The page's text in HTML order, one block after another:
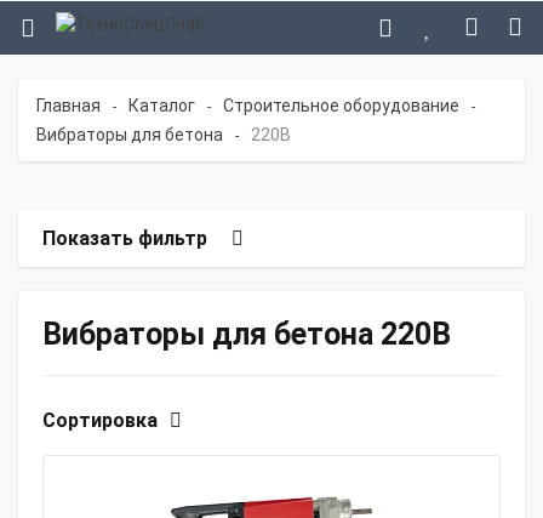
Главная - Каталог - Строительное оборудование -
Вибраторы для бетона - 220В
Показать фильтр
Вибраторы для бетона 220В
Сортировка